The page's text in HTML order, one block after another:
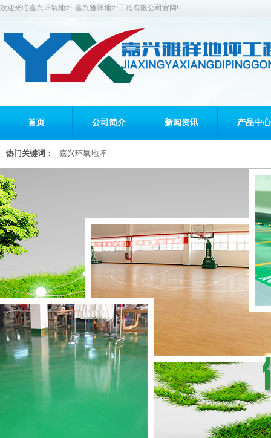
欢迎光临嘉兴环氧地坪-嘉兴雅祥地坪工程有限公司官网!
首页 公司简介 新闻资讯 产品中心
热门关键词： 嘉兴环氧地坪